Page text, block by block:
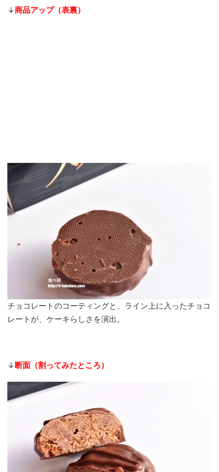
↓商品アップ（表裏）
チョコレートのコーティングと、ライン上に入ったチョコ
レートが、ケーキらしさを演出。
↓断面（割ってみたところ）